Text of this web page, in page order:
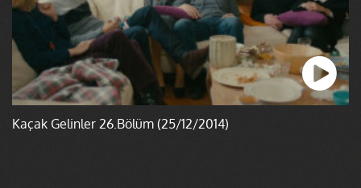
Kaçak Gelinler 26.Bölüm (25/12/2014)